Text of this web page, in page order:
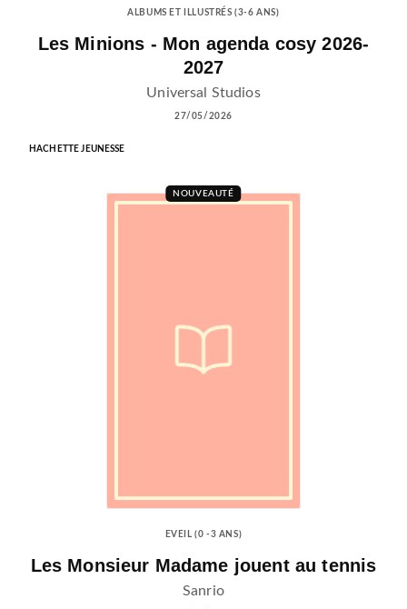
ALBUMS ET ILLUSTRÉS (3-6 ANS)
Les Minions - Mon agenda cosy 2026-
2027
Universal Studios
27/05/2026
HACHETTE JEUNESSE
NOUVEAUTÉ
EVEIL (0 -3 ANS)
Les Monsieur Madame jouent au tennis
Sanrio